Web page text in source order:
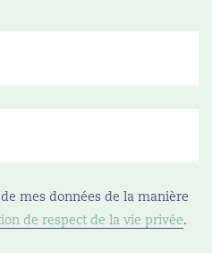
mes données de la manière
de respect de la vie privée.